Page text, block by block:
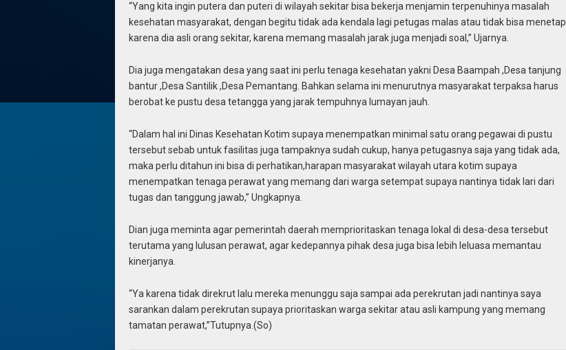
“Yang kita ingin putera dan puteri di wilayah sekitar bisa bekerja menjamin terpenuhinya masalah
kesehatan masyarakat, dengan begitu tidak ada kendala lagi petugas malas atau tidak bisa menetap
karena dia asli orang sekitar, karena memang masalah jarak juga menjadi soal,” Ujarnya.
Dia juga mengatakan desa yang saat ini perlu tenaga kesehatan yakni Desa Baampah ,Desa tanjung
bantur ,Desa Santilik ,Desa Pemantang. Bahkan selama ini menurutnya masyarakat terpaksa harus
berobat ke pustu desa tetangga yang jarak tempuhnya lumayan jauh.
“Dalam hal ini Dinas Kesehatan Kotim supaya menempatkan minimal satu orang pegawai di pustu
tersebut sebab untuk fasilitas juga tampaknya sudah cukup, hanya petugasnya saja yang tidak ada,
maka perlu ditahun ini bisa di perhatikan,harapan masyarakat wilayah utara kotim supaya
menempatkan tenaga perawat yang memang dari warga setempat supaya nantinya tidak lari dari
tugas dan tanggung jawab,” Ungkapnya.
Dian juga meminta agar pemerintah daerah memprioritaskan tenaga lokal di desa-desa tersebut
terutama yang lulusan perawat, agar kedepannya pihak desa juga bisa lebih leluasa memantau
kinerjanya.
“Ya karena tidak direkrut lalu mereka menunggu saja sampai ada perekrutan jadi nantinya saya
sarankan dalam perekrutan supaya prioritaskan warga sekitar atau asli kampung yang memang
tamatan perawat,”Tutupnya.(So)